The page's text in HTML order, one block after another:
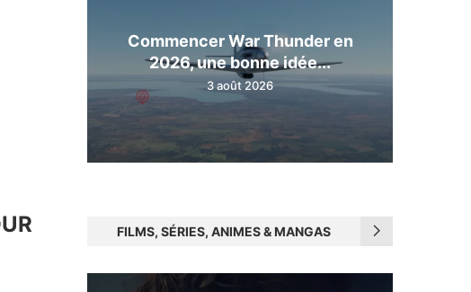
Commencer War Thunder en
2026, une bonne idée...
3 août 2026
FILMS, SÉRIES, ANIMES & MANGAS